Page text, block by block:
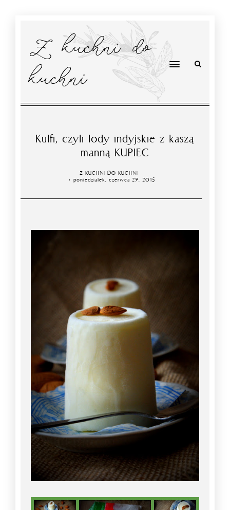
Z kuchni do
kuchni
Kulfi, czyli lody indyjskie z kaszą
manną KUPIEC
Z KUCHNI DO KUCHNI
poniedziałek, czerwca 29, 2015